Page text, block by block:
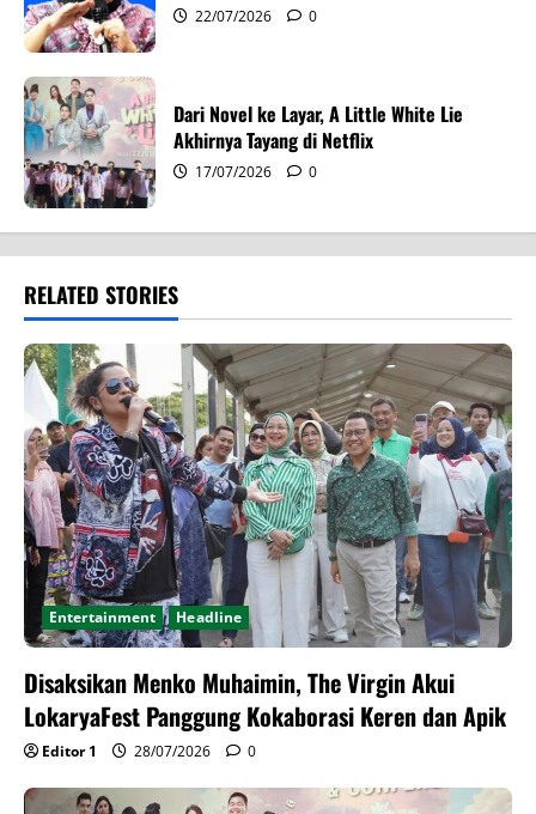
22/07/2026 0
Dari Novel ke Layar, A Little White Lie
Akhirnya Tayang di Netflix
17/07/2026 0
RELATED STORIES
Entertainment Headline
Disaksikan Menko Muhaimin, The Virgin Akui
LokaryaFest Panggung Kokaborasi Keren dan Apik
Editor 1 28/07/2026 0